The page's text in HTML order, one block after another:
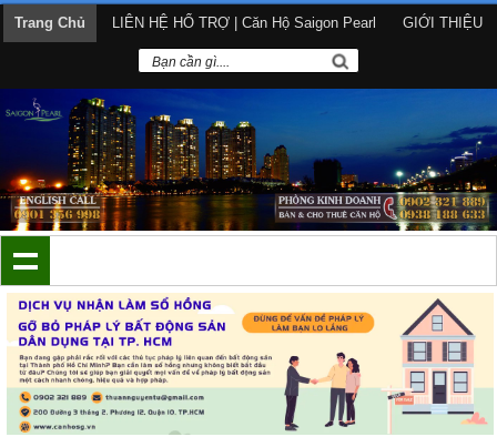
Trang Chủ LIÊN HỆ HỔ TRỢ | Căn Hộ Saigon Pearl GIỚI THIỆU